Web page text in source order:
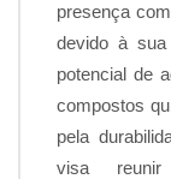
presença
devido à sua
potencial de
compostos
pela
visa